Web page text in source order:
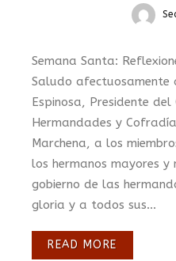
Semana Santa:
Saludo afectuosamente
Espinosa, Presidente del
Hermandades y
Marchena, a los
los hermanos mayores y
gobierno de las
gloria y a todos sus...
READ MORE